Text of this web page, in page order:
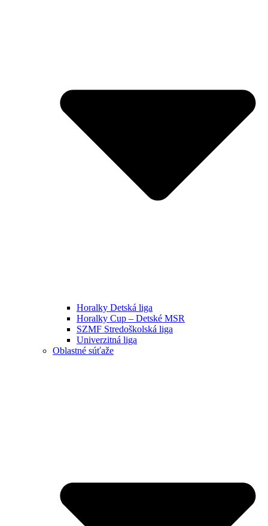
Horalky Detská liga
Horalky Cup – Detské MSR
SZMF Stredoškolská liga
Univerzitná liga
Oblastné súťaže